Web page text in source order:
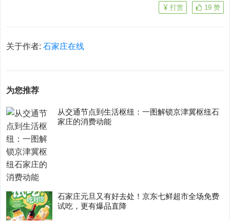
19 赞
打赏
关于作者:石家庄在线
为您推荐
从交通节点到生活枢纽：一图解锁京津冀枢纽石
家庄的消费动能
石家庄元旦又有好去处！京东七鲜超市全场免费
试吃，更有爆品直降